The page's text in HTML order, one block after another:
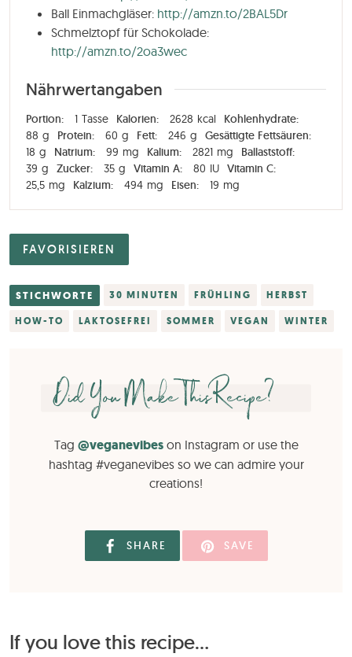
Ball Einmachgläser: http://amzn.to/2BAL5Dr
Schmelztopf für Schokolade:
http://amzn.to/2oa3wec
Nährwertangaben
Portion: 1 Tasse Kalorien: 2628 kcal
Kohlenhydrate:
88 g Protein: 60 g Fett: 246 g
Gesättigte Fettsäuren:
18 g Natrium: 99 mg Kalium: 2821 mg
Ballaststoff:
39 g Zucker: 35 g Vitamin A: 80 IU Vitamin C:
25,5 mg Kalzium: 494 mg Eisen: 19 mg
FAVORISIEREN
STICHWORTE 30 MINUTEN FRÜHLING HERBST
HOW-TO LAKTOSEFREI SOMMER VEGAN WINTER
Did You Make This Recipe?
Tag @veganevibeson Instagram or use the
hashtag #veganevibes so we can admire your
creations!
SHARE SAVE
If you love this recipe...